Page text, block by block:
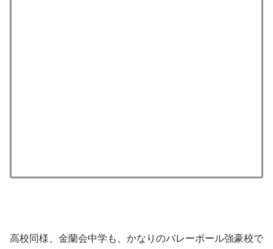
高校同様、金蘭会中学も、かなりのバレーボール強豪校で